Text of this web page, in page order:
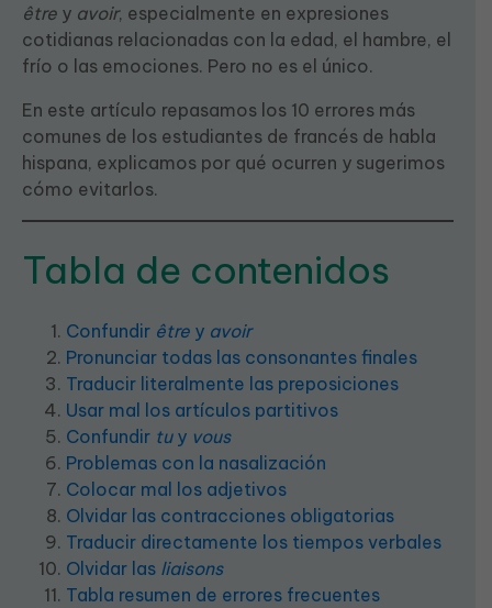
être y avoir, especialmente en expresiones
cotidianas relacionadas con la edad, el hambre, el
frío o las emociones. Pero no es el único.
En este artículo repasamos los 10 errores más
comunes de los estudiantes de francés de habla
hispana, explicamos por qué ocurren y sugerimos
cómo evitarlos.
Tabla de contenidos
Confundir être y avoir
Pronunciar todas las consonantes finales
Traducir literalmente las preposiciones
Usar mal los artículos partitivos
Confundir tuy vous
Problemas con la nasalización
Colocar mal los adjetivos
Olvidar las contracciones obligatorias
Traducir directamente los tiempos verbales
Olvidar las liaisons
Tabla resumen de errores frecuentes